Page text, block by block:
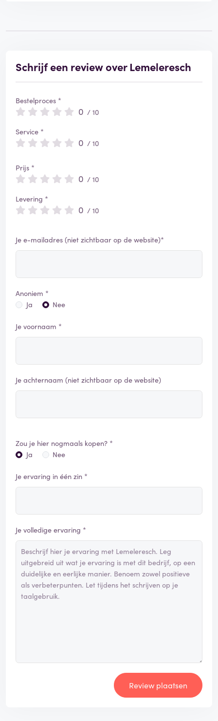
Schrijf een review over Lemeleresch
Bestelproces *
0 / 10
Service *
0 / 10
Prijs *
0 / 10
Levering *
0 / 10
Je e-mailadres (niet zichtbaar op de website)*
Anoniem *
Ja
Nee
Je voornaam *
Je achternaam (niet zichtbaar op de website)
Zou je hier nogmaals kopen? *
Ja
Nee
Je ervaring in één zin *
Je volledige ervaring *
Review plaatsen